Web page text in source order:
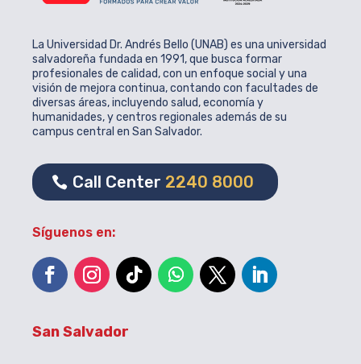
La Universidad Dr. Andrés Bello (UNAB) es una universidad
salvadoreña fundada en 1991, que busca formar
profesionales de calidad, con un enfoque social y una
visión de mejora continua, contando con facultades de
diversas áreas, incluyendo salud, economía y
humanidades, y centros regionales además de su
campus central en San Salvador.
Call Center 2240 8000
Síguenos en:
San Salvador